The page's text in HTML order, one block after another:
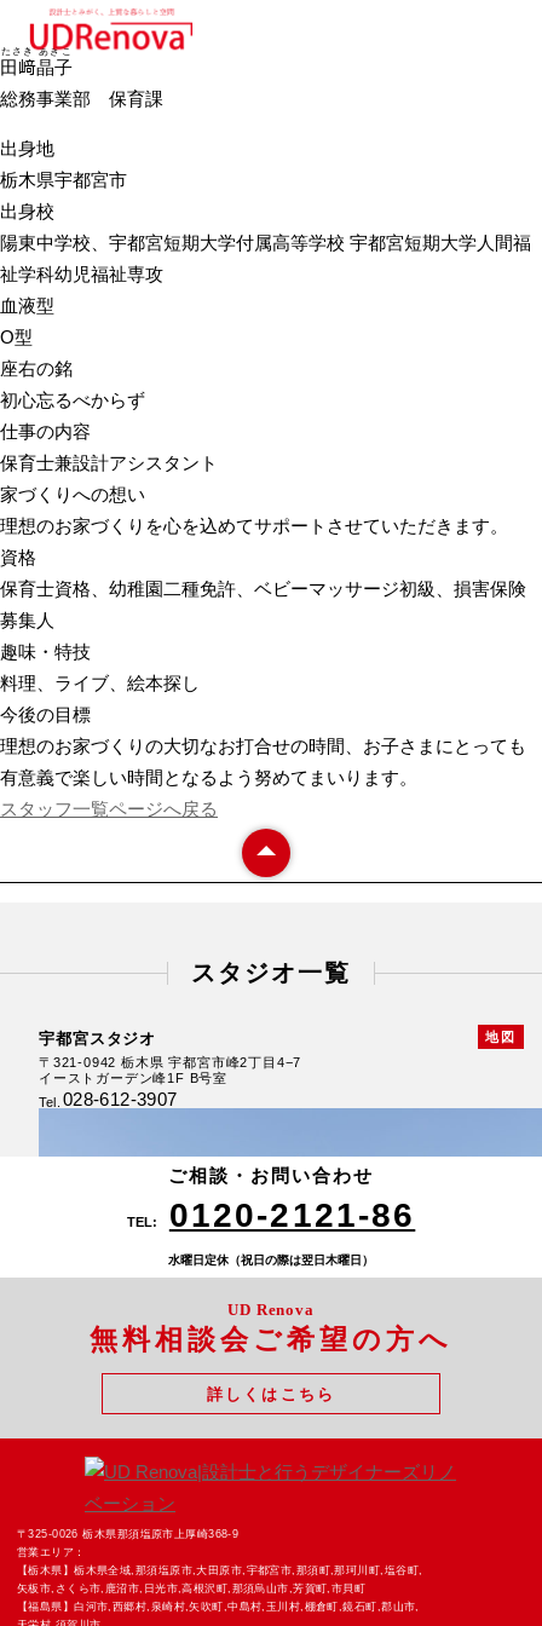
田﨑晶子
たさき あきこ
総務事業部 保育課
出身地
栃木県宇都宮市
出身校
陽東中学校、宇都宮短期大学付属高等学校 宇都宮短期大学人間福
祉学科幼児福祉専攻
血液型
O型
座右の銘
初心忘るべからず
仕事の内容
保育士兼設計アシスタント
家づくりへの想い
理想のお家づくりを心を込めてサポートさせていただきます。
資格
保育士資格、幼稚園二種免許、ベビーマッサージ初級、損害保険
募集人
趣味・特技
料理、ライブ、絵本探し
今後の目標
理想のお家づくりの大切なお打合せの時間、お子さまにとっても
有意義で楽しい時間となるよう努めてまいります。
スタッフ一覧ページへ戻る
スタジオ一覧
宇都宮スタジオ
地図
〒321-0942 栃木県 宇都宮市峰2丁目4−7
イーストガーデン峰1F B号室
Tel. 028-612-3907
〒325-0026 栃木県 那須塩原市上厚崎368-9
Tel.0287-74-2121
〒325-0013 栃木県 那須塩原市鍋掛1088-48
Tel.0287-62-1161
ハイマウント新白河101
0248-21-6802
栃木県足利市八幡町１丁目１１−４
Tel.0284-22-3868
ご相談・お問い合わせ
TEL: 0120-2121-86
水曜日定休（祝日の際は翌日木曜日）
UD Renova
無料相談会ご希望の方へ
詳しくはこちら
〒325-0026 栃木県那須塩原市上厚崎368-9
営業エリア：
【栃木県】栃木県全域,那須塩原市,大田原市,宇都宮市,那須町,那珂川町,塩谷町,
矢板市,さくら市,鹿沼市,日光市,高根沢町,那須烏山市,芳賀町,市貝町
【福島県】白河市,西郷村,泉崎村,矢吹町,中島村,玉川村,棚倉町,鏡石町,郡山市,